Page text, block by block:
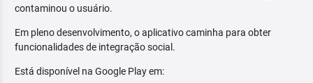
contaminou o usuário.
Em pleno desenvolvimento, o aplicativo caminha para obter
funcionalidades de integração social.
Está disponível na Google Play em: